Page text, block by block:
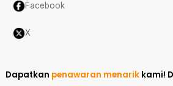
Facebook
X
Dapatkan penawaran menarik kami!